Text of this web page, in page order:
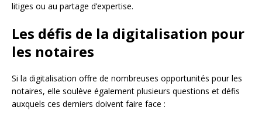
litiges ou au partage d’expertise.
Les défis de la digitalisation pour
les notaires
Si la digitalisation offre de nombreuses opportunités pour les
notaires, elle soulève également plusieurs questions et défis
auxquels ces derniers doivent faire face :